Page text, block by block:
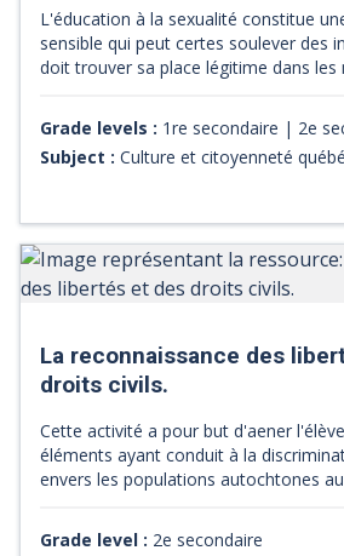
L'éducation à la sexualité constitue
sensible qui peut certes soulever des
doit trouver sa place légitime dans les
réalités relationnelles. De plus, le
multiplication des identités de genre
l'accompagnement des enfants et des
Grade levels : 1re secondaire | 2e
Subject : Culture et citoyenneté
La reconnaissance des
droits civils.
Cette activité a pour but d'aener
éléments ayant conduit à la
envers les populations autochtones
Grade level : 2e secondaire